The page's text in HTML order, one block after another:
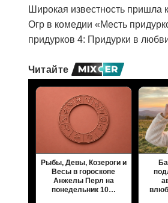
Широкая известность пришла
Огр в комедии «Месть
придурков 4: Придурки в
Читайте
Рыбы, Девы, Козероги и
Весы в гороскопе
Анжелы Перл на
понедельник 10…